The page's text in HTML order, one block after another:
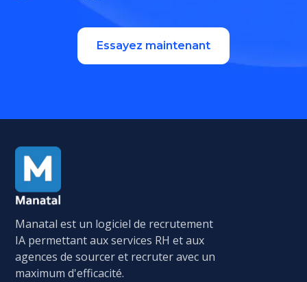
Essayez maintenant
Manatal est un logiciel de recrutement
IA permettant aux services RH et aux
agences de sourcer et recruter avec un
maximum d'efficacité.